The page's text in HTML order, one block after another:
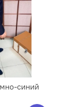
синий